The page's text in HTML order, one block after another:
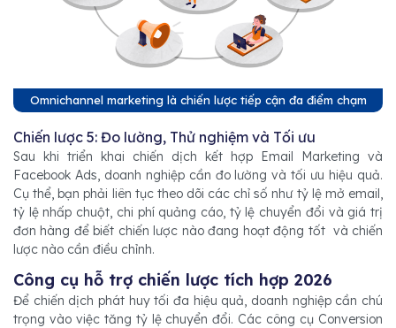
Omnichannel marketing là chiến lược tiếp cận đa điểm chạm
Chiến lược 5: Đo lường, Thử nghiệm và Tối ưu
Sau khi triển khai chiến dịch kết hợp Email Marketing và
Facebook Ads, doanh nghiệp cần đo lường và tối ưu hiệu quả.
Cụ thể, bạn phải liên tục theo dõi các chỉ số như tỷ lệ mở email,
tỷ lệ nhấp chuột, chi phí quảng cáo, tỷ lệ chuyển đổi và giá trị
đơn hàng để biết chiến lược nào đang hoạt động tốt và chiến
lược nào cần điều chỉnh.
Công cụ hỗ trợ chiến lược tích hợp 2026
Để chiến dịch phát huy tối đa hiệu quả, doanh nghiệp cần chú
trọng vào việc tăng tỷ lệ chuyển đổi. Các công cụ Conversion